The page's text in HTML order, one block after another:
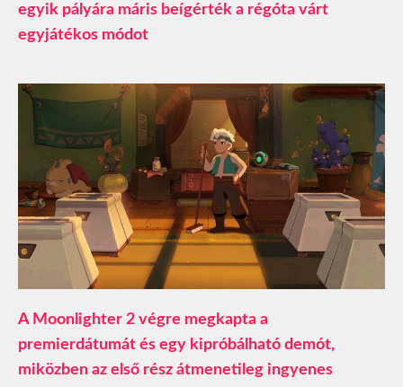
egyik pályára máris beígérték a régóta várt
egyjátékos módot
A Moonlighter 2 végre megkapta a
premierdátumát és egy kipróbálható demót,
miközben az első rész átmenetileg ingyenes